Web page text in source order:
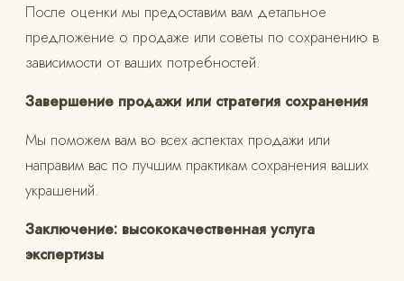
После оценки мы предоставим вам детальное
предложение о продаже или советы по сохранению в
зависимости от ваших потребностей.
Завершение продажи или стратегия сохранения
Мы поможем вам во всех аспектах продажи или
направим вас по лучшим практикам сохранения ваших
украшений.
Заключение: высококачественная услуга
экспертизы